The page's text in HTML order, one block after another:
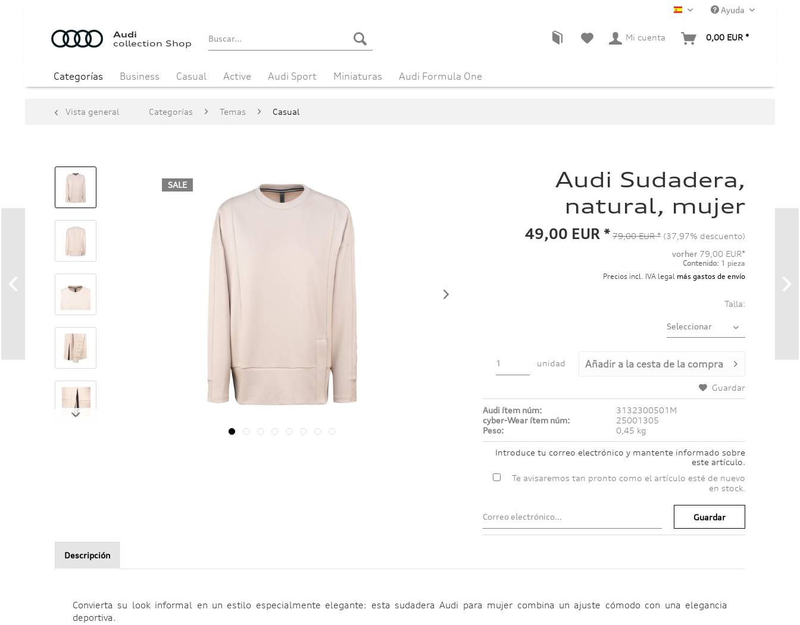
ES Ayuda
Audi
collection Shop
Mi cuenta 0,00 EUR *
Categorías Business Casual Active Audi Sport Miniaturas Audi Formula One
Vista general Categorías Temas Casual
SALE
Audi Sudadera,
natural, mujer
49,00 EUR * 79,00 EUR * (37,97% descuento)
vorher 79,00 EUR*
Contenido: 1 pieza
Precios incl. IVA legal más gastos de envío
Talla:
unidad Añadir a la cesta de la compra
Guardar
Audi ítem núm:
3132300501M
cyber-Wear ítem núm:
25001305
Peso:
0,45 kg
Introduce tu correo electrónico y mantente informado sobre
este artículo.
Te avisaremos tan pronto como el artículo esté de nuevo
en stock.
Guardar
Descripción
Convierta su look informal en un estilo especialmente elegante: esta sudadera Audi para mujer combina un ajuste cómodo con una elegancia
deportiva.